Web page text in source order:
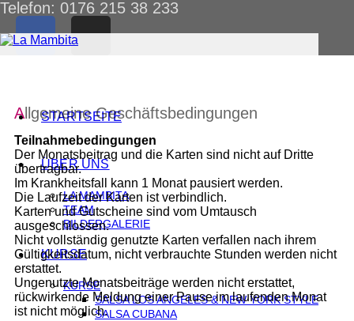
Telefon: 0176 215 38 233
STARTSEITE
ÜBER UNS
LA MAMBITA
TEAM
BILDERGALERIE
KURSE
KURSE
SALSA LOS ANGELES & NEW YORK STYLE
SALSA CUBANA
Allgemeine Geschäftsbedingungen
Teilnahmebedingungen
Der Monatsbeitrag und die Karten sind nicht auf Dritte
übertragbar.
Im Krankheitsfall kann 1 Monat pausiert werden.
Die Laufzeit der Karten ist verbindlich.
Karten und Gutscheine sind vom Umtausch
ausgeschlossen.
Nicht vollständig genutzte Karten verfallen nach ihrem
Gültigkeitsdatum, nicht verbrauchte Stunden werden nicht
erstattet.
Ungenutzte Monatsbeiträge werden nicht erstattet,
rückwirkende Meldung einer Pause im laufenden Monat
ist nicht möglich.